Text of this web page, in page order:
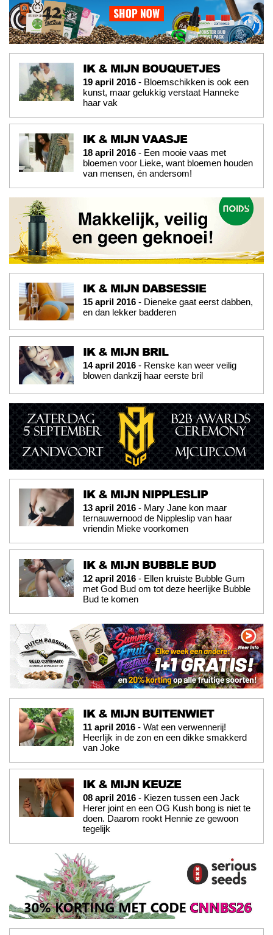
IK & MIJN BOUQUETJES
19 april 2016 - Bloemschikken is ook een
kunst, maar gelukkig verstaat Hanneke
haar vak
IK & MIJN VAASJE
18 april 2016 - Een mooie vaas met
bloemen voor Lieke, want bloemen houden
van mensen, én andersom!
IK & MIJN DABSESSIE
15 april 2016 - Dieneke gaat eerst dabben,
en dan lekker badderen
IK & MIJN BRIL
14 april 2016 - Renske kan weer veilig
blowen dankzij haar eerste bril
IK & MIJN NIPPLESLIP
13 april 2016 - Mary Jane kon maar
ternauwernood de Nippleslip van haar
vriendin Mieke voorkomen
IK & MIJN BUBBLE BUD
12 april 2016 - Ellen kruiste Bubble Gum
met God Bud om tot deze heerlijke Bubble
Bud te komen
IK & MIJN BUITENWIET
11 april 2016 - Wat een verwennerij!
Heerlijk in de zon en een dikke smakkerd
van Joke
IK & MIJN KEUZE
08 april 2016 - Kiezen tussen een Jack
Herer joint en een OG Kush bong is niet te
doen. Daarom rookt Hennie ze gewoon
tegelijk